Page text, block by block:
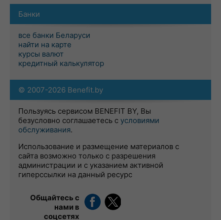
Банки
все банки Беларуси
найти на карте
курсы валют
кредитный калькулятор
© 2007-2026 Benefit.by
Пользуясь сервисом BENEFIT BY, Вы
безусловно соглашаетесь с условиями
обслуживания.
Использование и размещение материалов с
сайта возможно только с разрешения
администрации и с указанием активной
гиперссылки на данный ресурс
Общайтесь с
нами в
соцсетях